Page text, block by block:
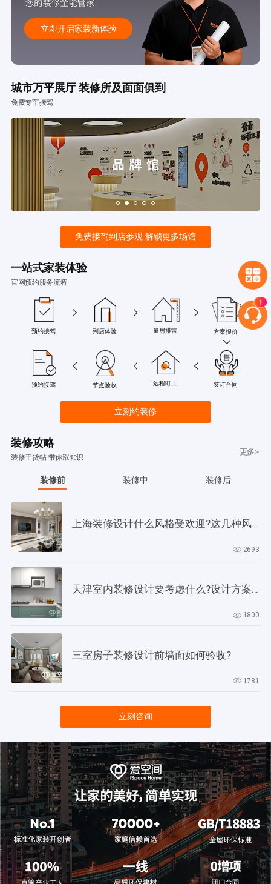
立即开启家装新体验
城市万平展厅 装修所及面面俱到
免费专车接驾
免费接驾到店参观 解锁更多场馆
一站式家装体验
官网预约服务流程
预约接驾 到店体验 量房排雷 方案报价
预约接驾 节点验收 远程盯工 签订合同
立刻约装修
装修攻略
装修干货帖 带你涨知识
更多>
装修前 装修中 装修后
上海装修设计什么风格受欢迎?这几种风格是当下正流行!
2693
天津室内装修设计要考虑什么?设计方案要以此为依据!
1800
三室房子装修设计前墙面如何验收?
1781
立刻咨询